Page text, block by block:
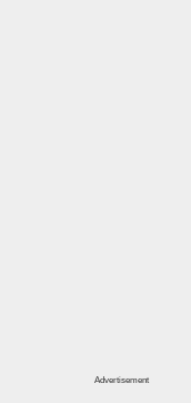
Advertisement